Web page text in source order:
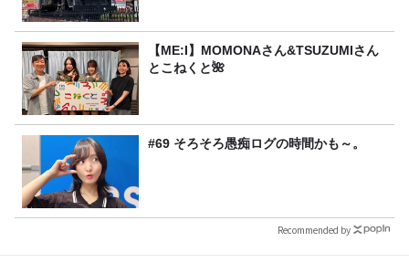
【ME:I】MOMONAさん&TSUZUMIさん
とこねくと🌺
#69 そろそろ愚痴ログの時間かも～。
Recommended by